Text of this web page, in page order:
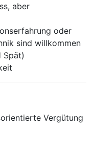
aber
oder
sind willkommen
Spät)
Vergütung